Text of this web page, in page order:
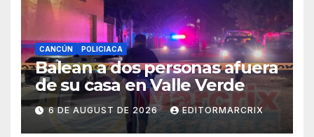
CANCÚN POLICIACA
Balean a dos personas afuera
de su casa en Valle Verde
6 DE AUGUST DE 2026 EDITORMARCRIX